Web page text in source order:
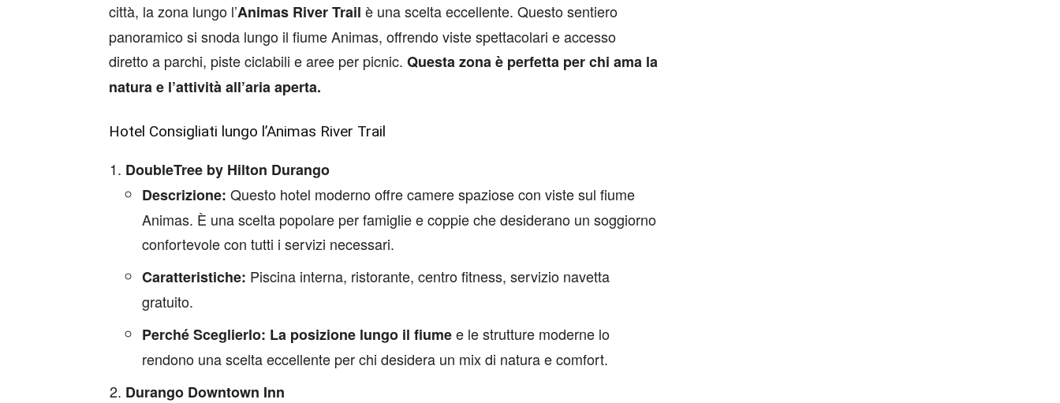
città, la zona lungo l’Animas River Trail è una scelta eccellente. Questo sentiero
panoramico si snoda lungo il fiume Animas, offrendo viste spettacolari e accesso
diretto a parchi, piste ciclabili e aree per picnic. Questa zona è perfetta per chi ama la
natura e l’attività all’aria aperta.
Hotel Consigliati lungo l’Animas River Trail
DoubleTree by Hilton Durango
Descrizione: Questo hotel moderno offre camere spaziose con viste sul fiume
Animas. È una scelta popolare per famiglie e coppie che desiderano un soggiorno
confortevole con tutti i servizi necessari.
Caratteristiche: Piscina interna, ristorante, centro fitness, servizio navetta
gratuito.
Perché Sceglierlo: La posizione lungo il fiumee le strutture moderne lo
rendono una scelta eccellente per chi desidera un mix di natura e comfort.
Durango Downtown Inn